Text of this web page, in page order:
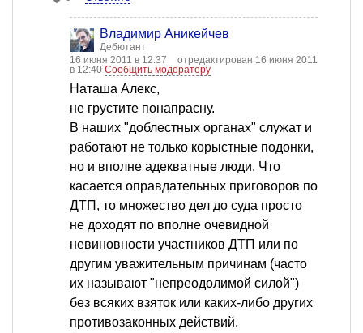
Владимир Аникейчев
Дебютант
16 июня 2011 в 12:37
отредактирован 16 июня 2011
в 12:40Сообщить модератору
Наташа Алекс,
не грустите понапрасну.
В наших "доблестных органах" служат и
работают не только корыстные подонки,
но и вполне адекватные люди. Что
касается оправдательных приговоров по
ДТП, то множество дел до суда просто
не доходят по вполне очевидной
невиновности участников ДТП или по
другим уважительным причинам (часто
их называют "непреодолимой силой")
без всяких взяток или каких-либо других
противозаконных действий.